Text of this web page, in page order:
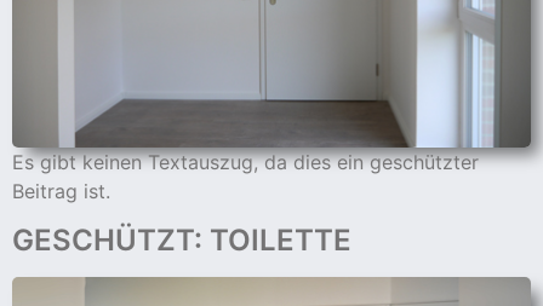
Es gibt keinen Textauszug, da dies ein geschützter
Beitrag ist.
GESCHÜTZT: TOILETTE